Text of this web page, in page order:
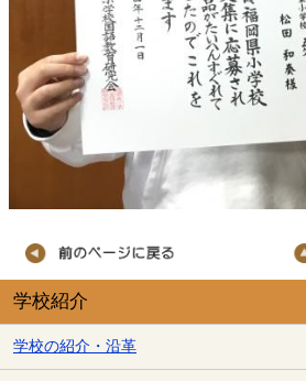
学校紹介
学校の紹介・沿革